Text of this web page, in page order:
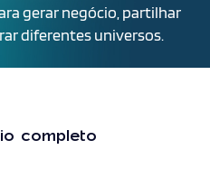
gerar negócio, partilhar
diferentes universos.
completo